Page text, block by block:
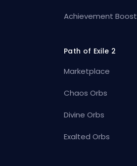
Achievement Boost
Path of Exile 2
Marketplace
Chaos Orbs
Divine Orbs
Exalted Orbs